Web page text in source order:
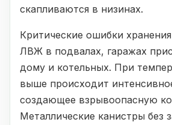
скапливаются в низинах.
Критические ошибки
ЛВЖ в подвалах, гаражах
дому и котельных. При
выше происходит
создающее взрывоопасную
Металлические канистры без